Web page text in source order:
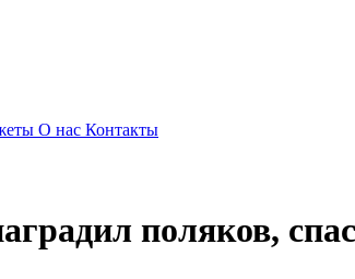
О нас Контакты
поляков,